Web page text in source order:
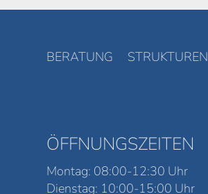
BERATUNG STRUKTUREN
ÖFFNUNGSZEITEN
Montag: 08:00-12:30 Uhr
Dienstag: 10:00-15:00 Uhr